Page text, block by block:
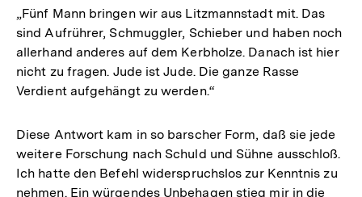
„Fünf Mann bringen wir aus Litzmannstadt mit. Das
sind Aufrührer, Schmuggler, Schieber und haben noch
allerhand anderes auf dem Kerbholze. Danach ist hier
nicht zu fragen. Jude ist Jude. Die ganze Rasse
Verdient aufgehängt zu werden.“
Diese Antwort kam in so barscher Form, daß sie jede
weitere Forschung nach Schuld und Sühne ausschloß.
Ich hatte den Befehl widerspruchslos zur Kenntnis zu
nehmen. Ein würgendes Unbehagen stieg mir in die